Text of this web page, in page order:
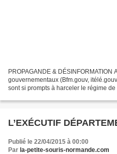
PROPAGANDE & DÉSINFORMATION
gouvernementaux (Bfm.gouv,
sont si prompts à harceler le régime
L’EXÉCUTIF
Publié le 22/04/2015 à 00:00
Par la-petite-souris-normande.com